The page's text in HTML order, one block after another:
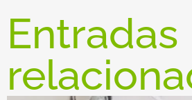
Entradas